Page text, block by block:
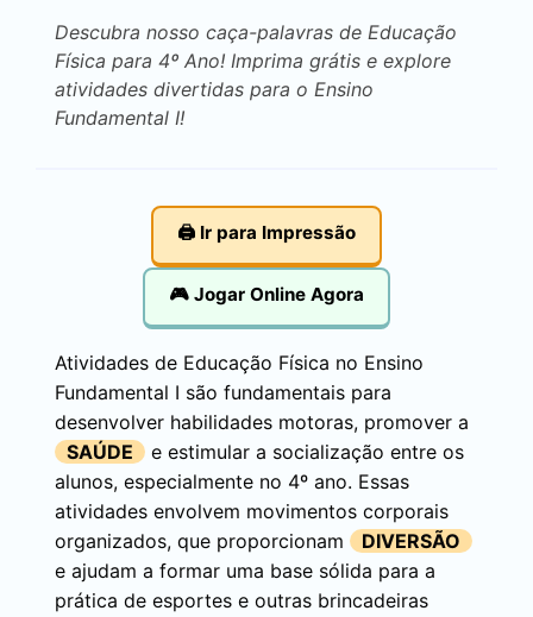
Descubra nosso caça-palavras de Educação
Física para 4º Ano! Imprima grátis e explore
atividades divertidas para o Ensino
Fundamental I!
🖨️ Ir para Impressão
🎮 Jogar Online Agora
Atividades de Educação Física no Ensino
Fundamental I são fundamentais para
desenvolver habilidades motoras, promover a
SAÚDE
e estimular a socialização entre os
alunos, especialmente no 4º ano. Essas
atividades envolvem movimentos corporais
organizados, que proporcionam
DIVERSÃO
e ajudam a formar uma base sólida para a
prática de esportes e outras brincadeiras